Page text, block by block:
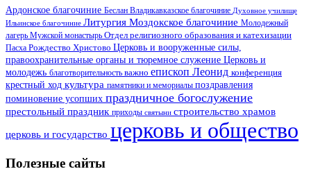
Ардонское благочиние Беслан Владикавказское благочиние Духовное училище
Ильинское благочиние Литургия Моздокское благочиние Молодежный
лагерь Мужской монастырь Отдел религиозного образования и катехизации
Пасха Рождество Христово Церковь и вооруженные силы,
правоохранительные органы и тюремное служение Церковь и
молодежь благотворительность важно епископ Леонид конференция
крестный ход культура памятники и мемориалы поздравления
поминовение усопших праздничное богослужение
престольный праздник приходы святыни строительство храмов
церковь и государство церковь и общество
Полезные сайты